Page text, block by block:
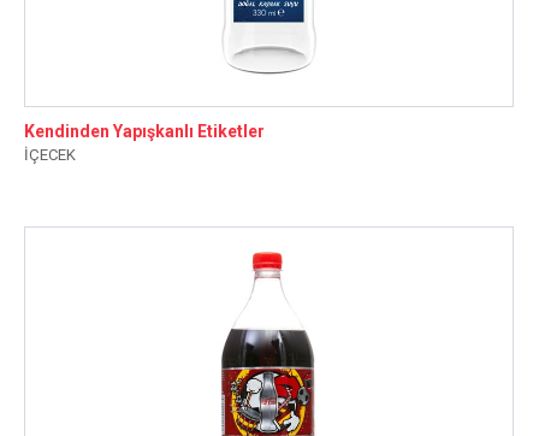
Kendinden Yapışkanlı Etiketler
İÇECEK